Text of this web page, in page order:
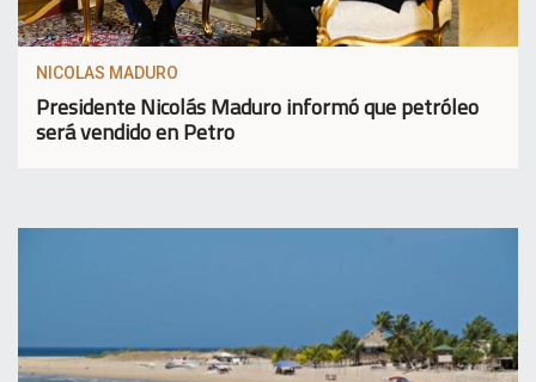
NICOLAS MADURO
Presidente Nicolás Maduro informó que petróleo
será vendido en Petro